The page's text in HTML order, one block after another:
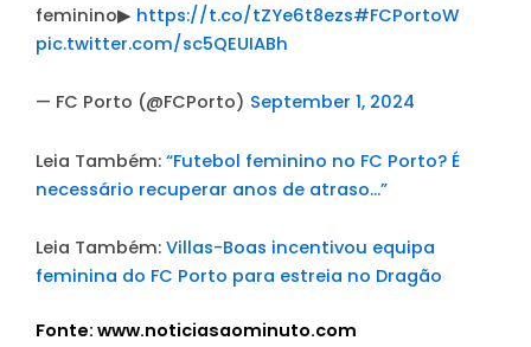
feminino▶ https://t.co/tZYe6t8ezs#FCPortoW
pic.twitter.com/sc5QEUIABh
— FC Porto (@FCPorto) September 1, 2024
Leia Também: “Futebol feminino no FC Porto? É
necessário recuperar anos de atraso…”
Leia Também: Villas-Boas incentivou equipa
feminina do FC Porto para estreia no Dragão
Fonte: www.noticiasaominuto.com